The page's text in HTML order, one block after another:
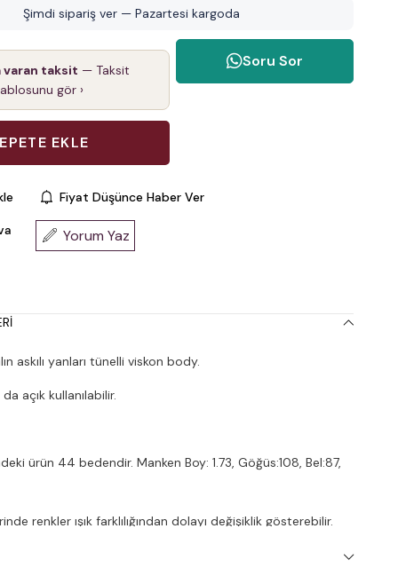
Şimdi sipariş ver — Pazartesi kargoda
varan taksit — Taksit
gör ›
Soru Sor
Fiyat Düşünce Haber Ver
Yorum Yaz
askılı yanları tünelli viskon body.
açık kullanılabilir.
ürün 44 bedendir. Manken Boy: 1.73, Göğüs:108, Bel:87,
renkler ışık farklılığından dolayı değişiklik gösterebilir.
30° yıkanması tavsiye edilir.